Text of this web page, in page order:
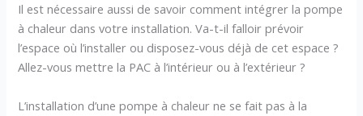
Il est nécessaire aussi de savoir comment intégrer la pompe
à chaleur dans votre installation. Va-t-il falloir prévoir
l’espace où l’installer ou disposez-vous déjà de cet espace ?
Allez-vous mettre la PAC à l’intérieur ou à l’extérieur ?
L’installation d’une pompe à chaleur ne se fait pas à la